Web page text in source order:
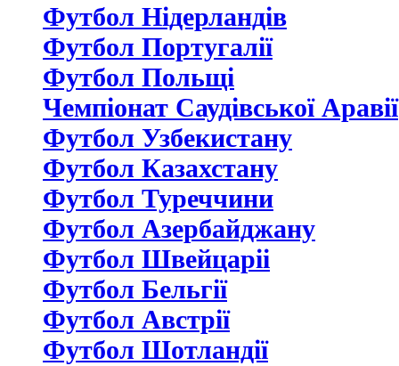
Футбол Нідерландiв
Футбол Португалії
Футбол Польщі
Чемпіонат Саудівської Аравії
Футбол Узбекистану
Футбол Казахстану
Футбол Туреччини
Футбол Азербайджану
Футбол Швейцаріі
Футбол Бельгії
Футбол Австрії
Футбол Шотландії